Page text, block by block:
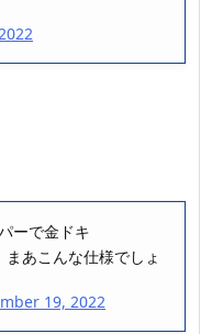
ーで金ドキ
あこんな仕様でしょ
19, 2022